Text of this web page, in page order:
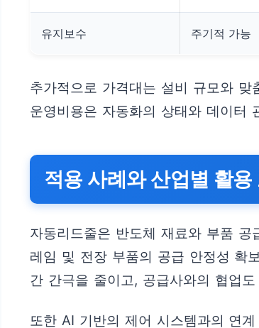
유지보수 주기적 가능
추가적으로 가격대는 설비 규모와
운영비용은 자동화의 상태와 데이터
적용 사례와 산업별 활용
자동리드줄은 반도체 재료와 부품
레임 및 전장 부품의 공급 안정성 확
간 간극을 줄이고, 공급사와의 협업
또한 AI 기반의 제어 시스템과의 연